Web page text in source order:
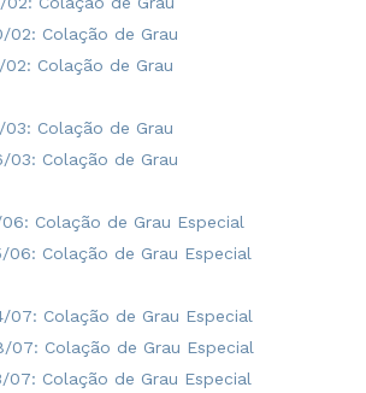
02: Colação de Grau
02: Colação de Grau
03: Colação de Grau
03: Colação de Grau
Colação de Grau Especial
06: Colação de Grau Especial
07: Colação de Grau Especial
07: Colação de Grau Especial
07: Colação de Grau Especial